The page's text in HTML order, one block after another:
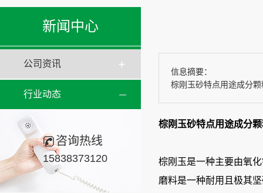
新闻中心
公司资讯
行业动态
咨询热线
15838373120
信息摘要：
棕刚玉砂特点用途成分
棕刚玉砂特点用途成分
棕刚玉是一种主要由氧
磨料是一种耐用且极其